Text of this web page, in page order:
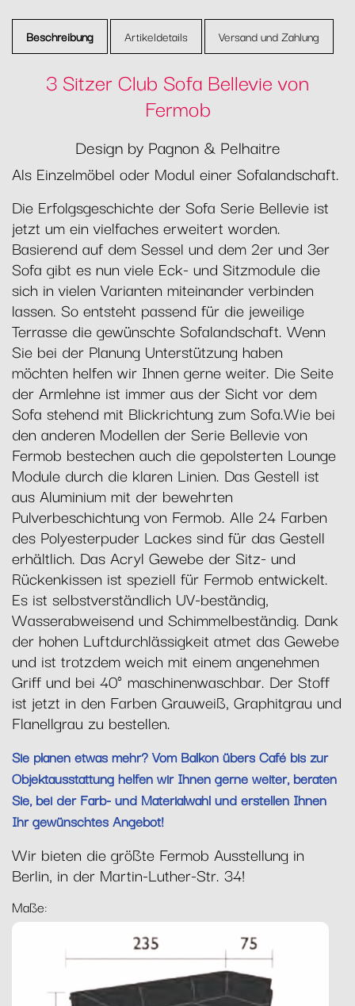
Beschreibung Artikeldetails Versand und Zahlung
3 Sitzer Club Sofa Bellevie von
Fermob
Design by Pagnon & Pelhaitre
Als Einzelmöbel oder Modul einer Sofalandschaft.
Die Erfolgsgeschichte der Sofa Serie Bellevie ist
jetzt um ein vielfaches erweitert worden.
Basierend auf dem Sessel und dem 2er und 3er
Sofa gibt es nun viele Eck- und Sitzmodule die
sich in vielen Varianten miteinander verbinden
lassen. So entsteht passend für die jeweilige
Terrasse die gewünschte Sofalandschaft. Wenn
Sie bei der Planung Unterstützung haben
möchten helfen wir Ihnen gerne weiter. Die Seite
der Armlehne ist immer aus der Sicht vor dem
Sofa stehend mit Blickrichtung zum Sofa.Wie bei
den anderen Modellen der Serie Bellevie von
Fermob bestechen auch die gepolsterten Lounge
Module durch die klaren Linien. Das Gestell ist
aus Aluminium mit der bewehrten
Pulverbeschichtung von Fermob. Alle 24 Farben
des Polyesterpuder Lackes sind für das Gestell
erhältlich. Das Acryl Gewebe der Sitz- und
Rückenkissen ist speziell für Fermob entwickelt.
Es ist selbstverständlich UV-beständig,
Wasserabweisend und Schimmelbeständig. Dank
der hohen Luftdurchlässigkeit atmet das Gewebe
und ist trotzdem weich mit einem angenehmen
Griff und bei 40° maschinenwaschbar. Der Stoff
ist jetzt in den Farben Grauweiß, Graphitgrau und
Flanellgrau zu bestellen.
Sie planen etwas mehr? Vom Balkon übers Café bis zur
Objektausstattung helfen wir Ihnen gerne weiter, beraten
Sie, bei der Farb- und Materialwahl und erstellen Ihnen
Ihr gewünschtes Angebot!
Wir bieten die größte Fermob Ausstellung in
Berlin, in der Martin-Luther-Str. 34!
Maße: